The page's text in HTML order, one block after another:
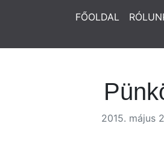
FŐOLDAL
2015. május